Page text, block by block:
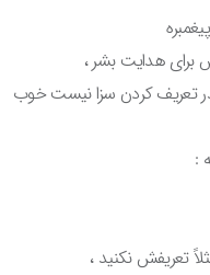
هدایت بشر ،
تعریف کردن سزا نیست خوب
تعریفش نکنید ،